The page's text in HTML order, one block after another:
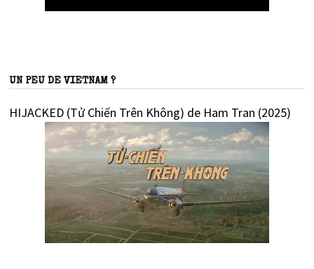
UN PEU DE VIETNAM ?
HIJACKED (Tử Chiến Trên Không) de Ham Tran (2025)